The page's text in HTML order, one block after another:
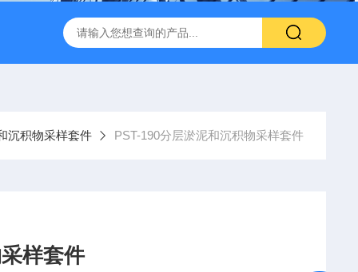
浅水型浮游生物网 PST-DD电动土壤采样器 PSC-26便
沉积物采样套件 PST-190分层淤泥和沉积物采样套件
样套件